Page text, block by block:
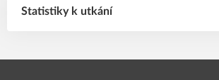
Statistiky k utkání